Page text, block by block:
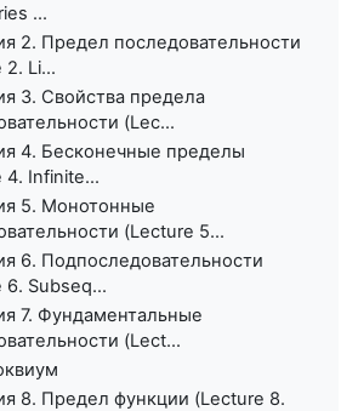
...
2. Предел последовательности
2. Li...
3. Свойства предела
(Lec...
4. Бесконечные пределы
4. Infinite...
5. Монотонные
(Lecture 5...
6. Подпоследовательности
6. Subseq...
7. Фундаментальные
(Lect...
8. Предел функции (Lecture 8.